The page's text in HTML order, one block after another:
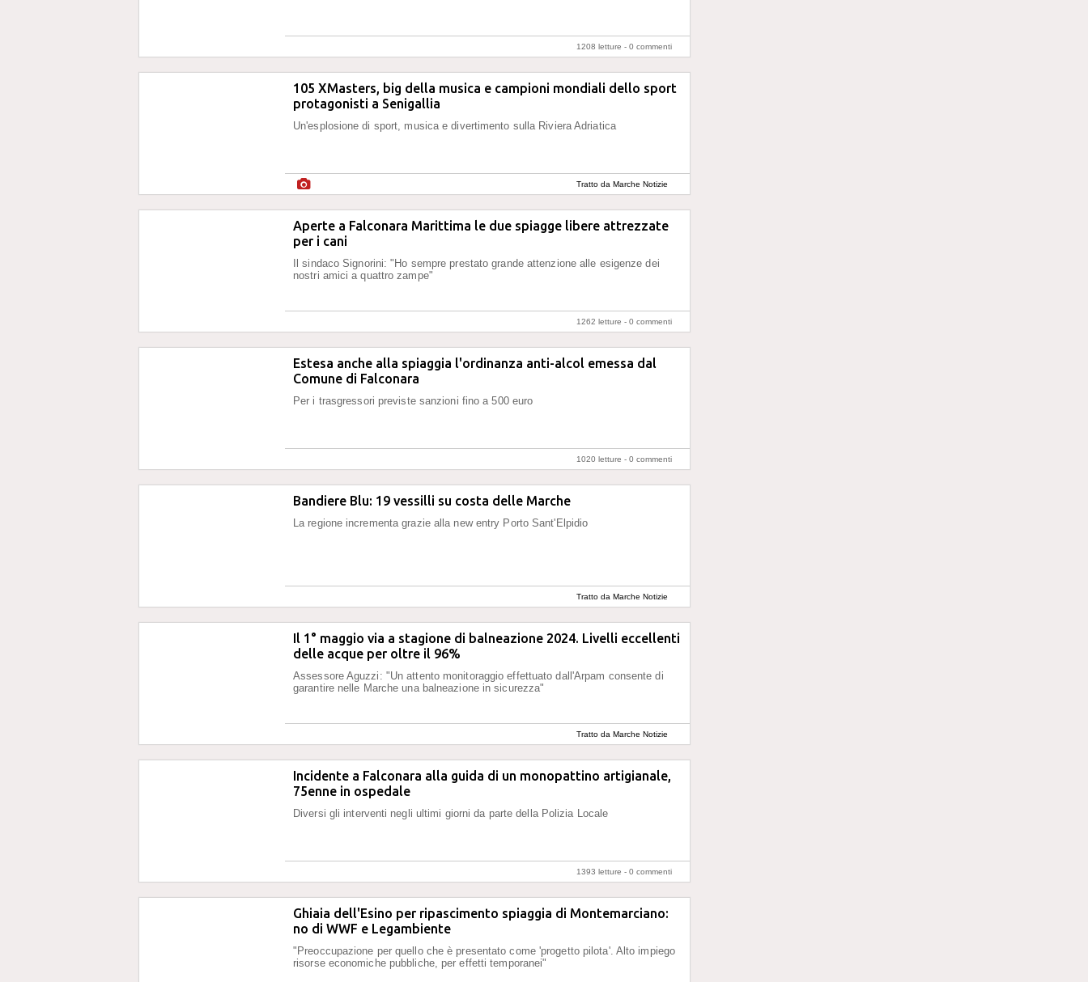
1208 letture - 0 commenti
105 XMasters, big della musica e campioni mondiali dello sport
protagonisti a Senigallia
Un'esplosione di sport, musica e divertimento sulla Riviera Adriatica
Tratto da Marche Notizie
Aperte a Falconara Marittima le due spiagge libere attrezzate
per i cani
Il sindaco Signorini: "Ho sempre prestato grande attenzione alle esigenze dei
nostri amici a quattro zampe"
1262 letture - 0 commenti
Estesa anche alla spiaggia l'ordinanza anti-alcol emessa dal
Comune di Falconara
Per i trasgressori previste sanzioni fino a 500 euro
1020 letture - 0 commenti
Bandiere Blu: 19 vessilli su costa delle Marche
La regione incrementa grazie alla new entry Porto Sant'Elpidio
Tratto da Marche Notizie
Il 1° maggio via a stagione di balneazione 2024. Livelli eccellenti
delle acque per oltre il 96%
Assessore Aguzzi: "Un attento monitoraggio effettuato dall'Arpam consente di
garantire nelle Marche una balneazione in sicurezza"
Tratto da Marche Notizie
Incidente a Falconara alla guida di un monopattino artigianale,
75enne in ospedale
Diversi gli interventi negli ultimi giorni da parte della Polizia Locale
1393 letture - 0 commenti
Ghiaia dell'Esino per ripascimento spiaggia di Montemarciano:
no di WWF e Legambiente
"Preoccupazione per quello che è presentato come 'progetto pilota'. Alto impiego
risorse economiche pubbliche, per effetti temporanei"